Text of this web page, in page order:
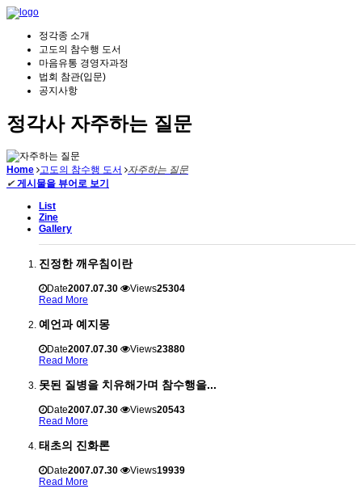
정각종 소개
고도의 참수행 도서
마음유통 경영자과정
법회 참관(입문)
공지사항
정각사 자주하는 질문
Home 고도의 참수행 도서
자주하는 질문
✔ 게시물을 뷰어로 보기
List
Zine
Gallery
진정한 깨우침이란
Date2007.07.30 Views25304
Read More
예언과 예지몽
Date2007.07.30 Views23880
Read More
못된 질병을 치유해가며 참수행을...
Date2007.07.30 Views20543
Read More
태초의 진화론
Date2007.07.30 Views19939
Read More